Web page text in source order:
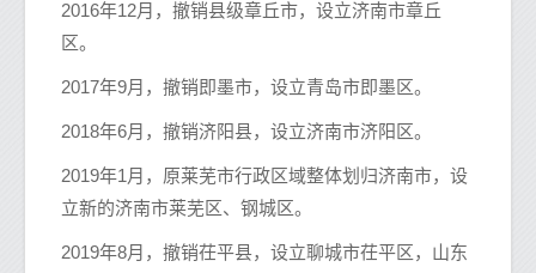
2016年12月，撤销县级章丘市，设立济南市章丘
区。
2017年9月，撤销即墨市，设立青岛市即墨区。
2018年6月，撤销济阳县，设立济南市济阳区。
2019年1月，原莱芜市行政区域整体划归济南市，设
立新的济南市莱芜区、钢城区。
2019年8月，撤销茌平县，设立聊城市茌平区，山东